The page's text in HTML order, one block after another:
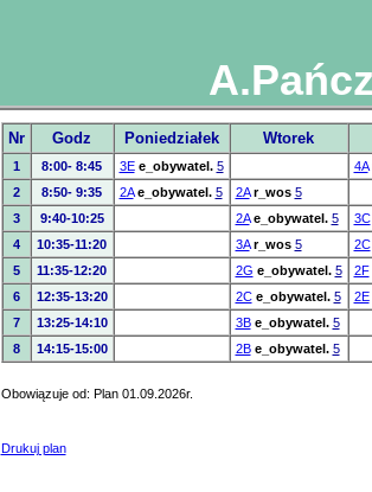
Nr Godz Poniedziałek Wtorek
1 8:00- 8:45 3E e_obywatel. 5 4A
2
8:50- 9:35 2A e_obywatel. 5 2A r_wos 5
3
9:40-10:25 2A e_obywatel. 5 3C
4
10:35-11:20 3A r_wos 5 2C
5
11:35-12:20 2G e_obywatel. 5 2F
6
12:35-13:20 2C e_obywatel. 5 2E
7
13:25-14:10 3B e_obywatel. 5
8
14:15-15:00 2B e_obywatel. 5
Obowiązuje od: Plan 01.09.2026r.
Drukuj plan